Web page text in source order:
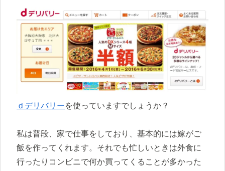
ｄデリバリーを使っていますでしょうか？
私は普段、家で仕事をしており、基本的には嫁がご
飯を作ってくれます。それでも忙しいときは外食に
行ったりコンビニで何か買ってくることが多かった